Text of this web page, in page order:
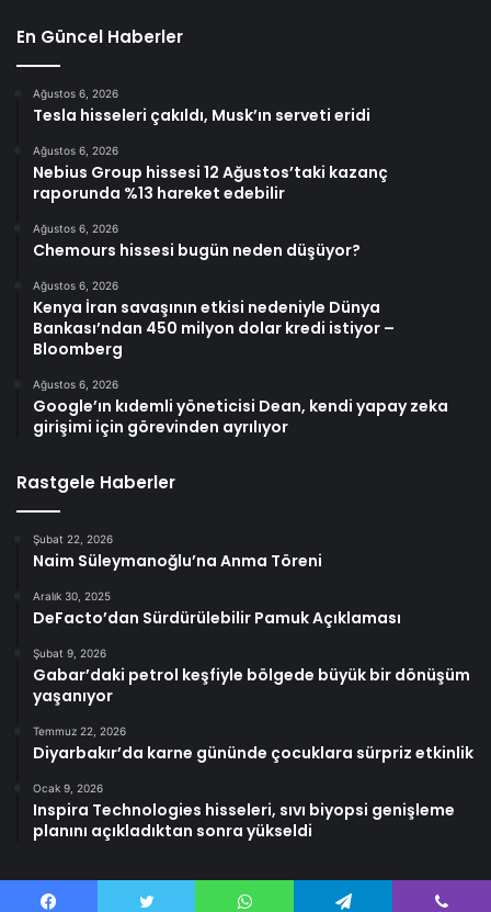
En Güncel Haberler
Ağustos 6, 2026
Tesla hisseleri çakıldı, Musk’ın serveti eridi
Ağustos 6, 2026
Nebius Group hissesi 12 Ağustos’taki kazanç
raporunda %13 hareket edebilir
Ağustos 6, 2026
Chemours hissesi bugün neden düşüyor?
Ağustos 6, 2026
Kenya İran savaşının etkisi nedeniyle Dünya
Bankası’ndan 450 milyon dolar kredi istiyor –
Bloomberg
Ağustos 6, 2026
Google’ın kıdemli yöneticisi Dean, kendi yapay zeka
girişimi için görevinden ayrılıyor
Rastgele Haberler
Şubat 22, 2026
Naim Süleymanoğlu’na Anma Töreni
Aralık 30, 2025
DeFacto’dan Sürdürülebilir Pamuk Açıklaması
Şubat 9, 2026
Gabar’daki petrol keşfiyle bölgede büyük bir dönüşüm
yaşanıyor
Temmuz 22, 2026
Diyarbakır’da karne gününde çocuklara sürpriz etkinlik
Ocak 9, 2026
Inspira Technologies hisseleri, sıvı biyopsi genişleme
planını açıkladıktan sonra yükseldi